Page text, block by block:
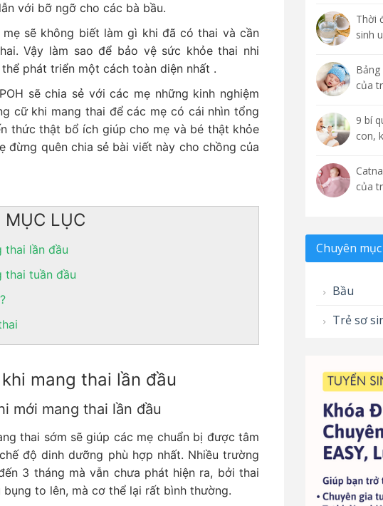
với bỡ ngỡ cho các bà bầu.
sẽ không biết làm gì khi đã có thai và cần
Vậy làm sao để bảo vệ sức khỏe thai nhi
phát triển một cách toàn diện nhất .
sẽ chia sẻ với các mẹ những kinh nghiệm
cữ khi mang thai để các mẹ có cái nhìn tổng
thức thật bổ ích giúp cho mẹ và bé thật khỏe
đừng quên chia sẻ bài viết này cho chồng của
MỤC LỤC
thai lần đầu
thai tuần đầu
mang thai lần đầu
mới mang thai lần đầu
thai sớm sẽ giúp các mẹ chuẩn bị được tâm
độ dinh dưỡng phù hợp nhất. Nhiều trường
3 tháng mà vẫn chưa phát hiện ra, bởi thai
to lên, mà cơ thể lại rất bình thường.
Thời
sinh
Bảng
của
9 bí
con,
của
Chuyên
Bầu
Trẻ sơ